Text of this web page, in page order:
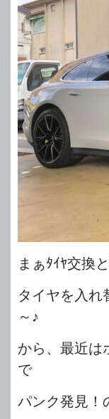
まぁﾀｲﾔ交換
タイヤを入れ
～♪
から、最近は
で
パンク発見！